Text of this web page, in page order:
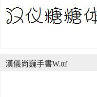
漢儀尚巍手書W.ttf